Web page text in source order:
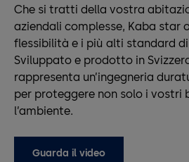
Che si tratti della vostra
aziendali complesse, Kaba star
flessibilità e i più alti standard di
Sviluppato e prodotto in
rappresenta un’ingegneria
per proteggere non solo i vostri
l’ambiente.
Guarda il video